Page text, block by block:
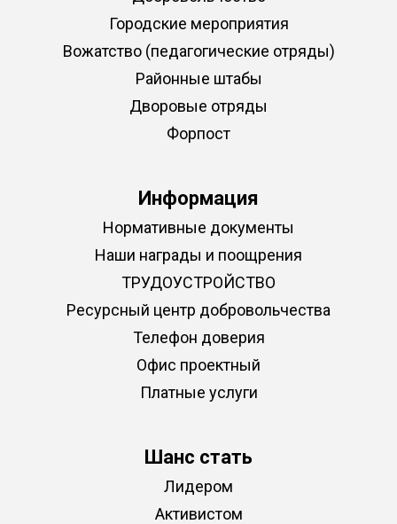
Городские мероприятия
Вожатство (педагогические отряды)
Районные штабы
Дворовые отряды
Форпост
Информация
Нормативные документы
Наши награды и поощрения
ТРУДОУСТРОЙСТВО
Ресурсный центр добровольчества
Телефон доверия
Офис проектный
Платные услуги
Шанс стать
Лидером
Активистом